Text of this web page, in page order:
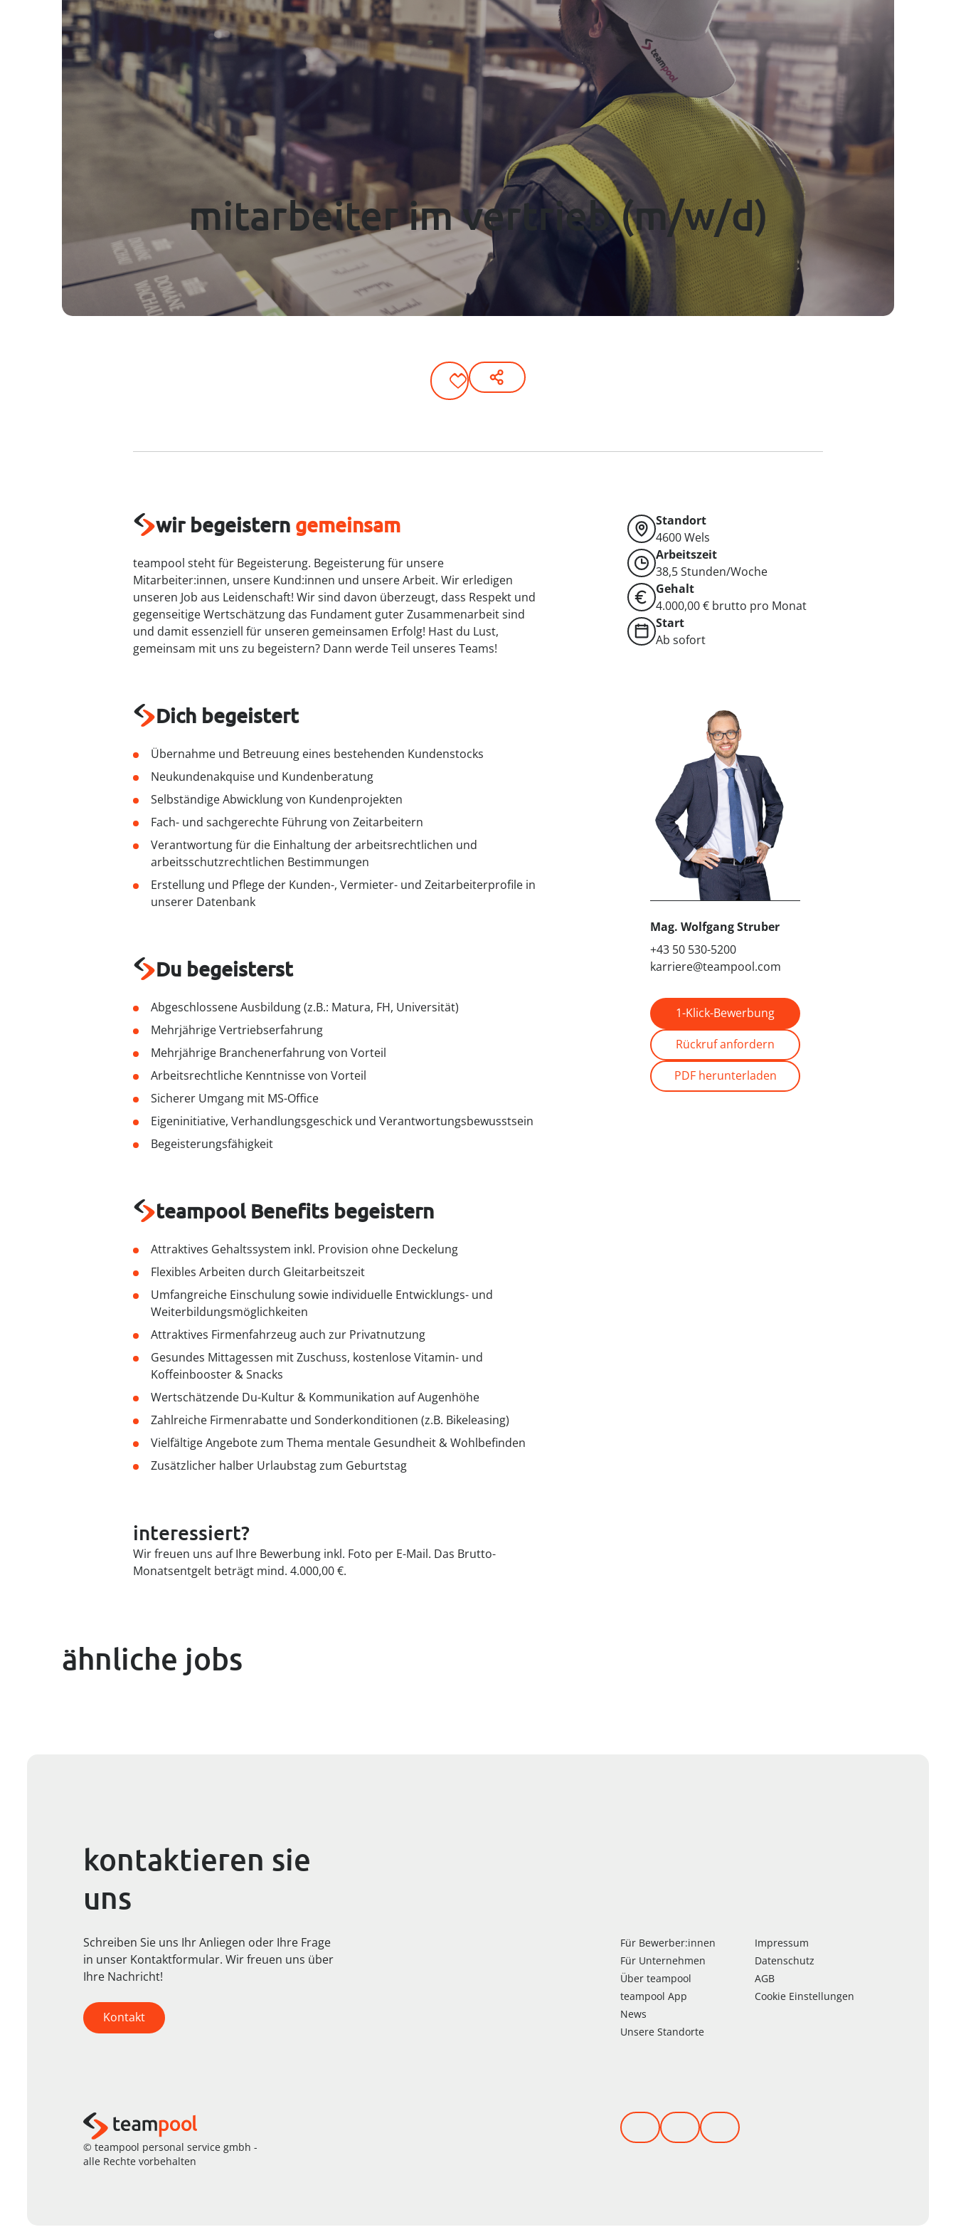
mitarbeiter im vertrieb (m/w/d)
wir begeistern gemeinsam
teampool steht für Begeisterung. Begeisterung für unsere
Mitarbeiter:innen, unsere Kund:innen und unsere Arbeit. Wir erledigen
unseren Job aus Leidenschaft! Wir sind davon überzeugt, dass Respekt und
gegenseitige Wertschätzung das Fundament guter Zusammenarbeit sind
und damit essenziell für unseren gemeinsamen Erfolg! Hast du Lust,
gemeinsam mit uns zu begeistern? Dann werde Teil unseres Teams!
Dich begeistert
Übernahme und Betreuung eines bestehenden Kundenstocks
Neukundenakquise und Kundenberatung
Selbständige Abwicklung von Kundenprojekten
Fach- und sachgerechte Führung von Zeitarbeitern
Verantwortung für die Einhaltung der arbeitsrechtlichen und
arbeitsschutzrechtlichen Bestimmungen
Erstellung und Pflege der Kunden-, Vermieter- und Zeitarbeiterprofile in
unserer Datenbank
Du begeisterst
Abgeschlossene Ausbildung (z.B.: Matura, FH, Universität)
Mehrjährige Vertriebserfahrung
Mehrjährige Branchenerfahrung von Vorteil
Arbeitsrechtliche Kenntnisse von Vorteil
Sicherer Umgang mit MS-Office
Eigeninitiative, Verhandlungsgeschick und Verantwortungsbewusstsein
Begeisterungsfähigkeit
teampool Benefits begeistern
Attraktives Gehaltssystem inkl. Provision ohne Deckelung
Flexibles Arbeiten durch Gleitarbeitszeit
Umfangreiche Einschulung sowie individuelle Entwicklungs- und
Weiterbildungsmöglichkeiten
Attraktives Firmenfahrzeug auch zur Privatnutzung
Gesundes Mittagessen mit Zuschuss, kostenlose Vitamin- und
Koffeinbooster & Snacks
Wertschätzende Du-Kultur & Kommunikation auf Augenhöhe
Zahlreiche Firmenrabatte und Sonderkonditionen (z.B. Bikeleasing)
Vielfältige Angebote zum Thema mentale Gesundheit & Wohlbefinden
Zusätzlicher halber Urlaubstag zum Geburtstag
interessiert?
Wir freuen uns auf Ihre Bewerbung inkl. Foto per E-Mail. Das Brutto-
Monatsentgelt beträgt mind. 4.000,00 €.
Standort
4600Wels
Arbeitszeit
38,5 Stunden/Woche
Gehalt
4.000,00 € brutto pro Monat
Start
Ab sofort
Mag. Wolfgang Struber
+43 50 530-5200
karriere@teampool.com
1-Klick-Bewerbung
Rückruf anfordern
PDF herunterladen
ähnliche jobs
kontaktieren sie
uns
Schreiben Sie uns Ihr Anliegen oder Ihre Frage
in unser Kontaktformular. Wir freuen uns über
Ihre Nachricht!
Kontakt
Für Bewerber:innen
Für Unternehmen
Über teampool
teampool App
News
Unsere Standorte
Impressum
Datenschutz
AGB
Cookie Einstellungen
© teampool personal service gmbh -
alle Rechte vorbehalten